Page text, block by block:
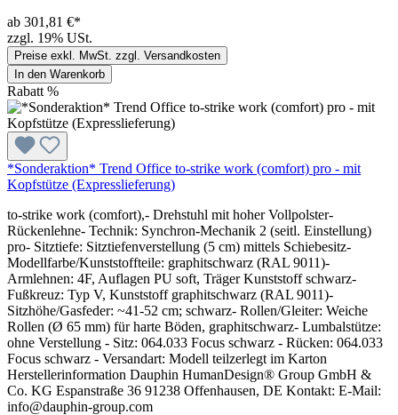
ab 301,81 €*
zzgl. 19% USt.
Preise exkl. MwSt. zzgl. Versandkosten
In den Warenkorb
Rabatt %
*Sonderaktion* Trend Office to-strike work (comfort) pro - mit
Kopfstütze (Expresslieferung)
to-strike work (comfort),- Drehstuhl mit hoher Vollpolster-
Rückenlehne- Technik: Synchron-Mechanik 2 (seitl. Einstellung)
pro- Sitztiefe: Sitztiefenverstellung (5 cm) mittels Schiebesitz-
Modellfarbe/Kunststoffteile: graphitschwarz (RAL 9011)-
Armlehnen: 4F, Auflagen PU soft, Träger Kunststoff schwarz-
Fußkreuz: Typ V, Kunststoff graphitschwarz (RAL 9011)-
Sitzhöhe/Gasfeder: ~41-52 cm; schwarz- Rollen/Gleiter: Weiche
Rollen (Ø 65 mm) für harte Böden, graphitschwarz- Lumbalstütze:
ohne Verstellung - Sitz: 064.033 Focus schwarz - Rücken: 064.033
Focus schwarz - Versandart: Modell teilzerlegt im Karton
Herstellerinformation Dauphin HumanDesign® Group GmbH &
Co. KG Espanstraße 36 91238 Offenhausen, DE Kontakt: E-Mail:
info@dauphin-group.com